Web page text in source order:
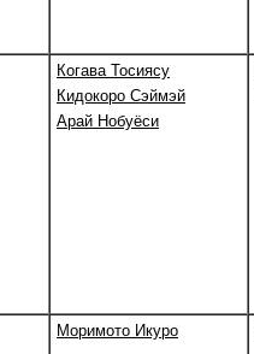
Когава Тосиясу
Кидокоро Сэймэй
Арай Нобуёси
Моримото Икуро